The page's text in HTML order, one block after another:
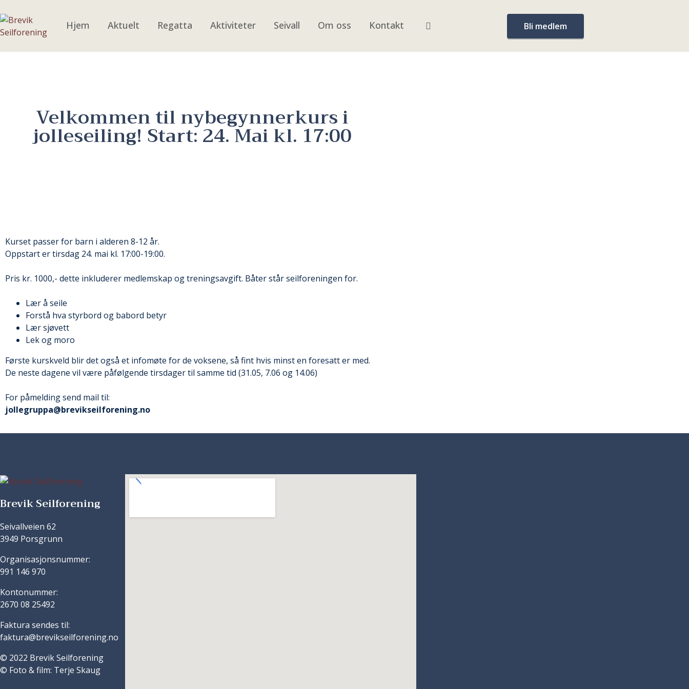
Hjem Aktuelt Regatta Aktiviteter Seivall Om oss Kontakt Bli medlem
Velkommen til nybegynnerkurs i
jolleseiling! Start: 24. Mai kl. 17:00
Kurset passer for barn i alderen 8-12 år.
Oppstart er tirsdag 24. mai kl. 17:00-19:00.
Pris kr. 1000,- dette inkluderer medlemskap og treningsavgift. Båter står seilforeningen for.
Lær å seile
Forstå hva styrbord og babord betyr
Lær sjøvett
Lek og moro
Første kurskveld blir det også et infomøte for de voksene, så fint hvis minst en foresatt er med.
De neste dagene vil være påfølgende tirsdager til samme tid (31.05, 7.06 og 14.06)
For påmelding send mail til:
jollegruppa@brevikseilforening.no
Brevik Seilforening
Seivallveien 62
3949 Porsgrunn
Organisasjonsnummer:
991 146 970
Kontonummer:
2670 08 25492
Faktura sendes til:
faktura@brevikseilforening.no
© 2022 Brevik Seilforening
© Foto & film: Terje Skaug